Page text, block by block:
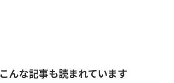
こんな記事も読まれています